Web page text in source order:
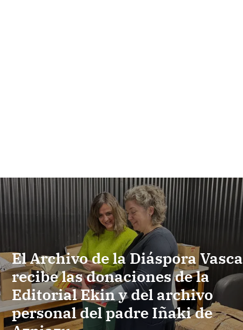
El Archivo de la Diáspora Vasca
recibe las donaciones de la
Editorial Ekin y del archivo
personal del padre Iñaki de